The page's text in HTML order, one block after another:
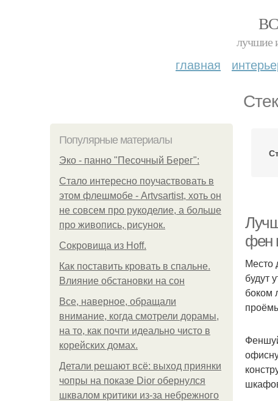
лучшие
главная
Популярные материалы
Эко - панно "Песочный Берег":
Стало интересно поучаствовать в
этом флешмобе - Artvsartist, хоть он
не совсем про рукоделие, а больше
про живопись, рисунок.
Сокровища из Hoff.
Как поставить кровать в спальне.
Влияние обстановки на сон
Все, наверное, обращали
внимание, когда смотрели дорамы,
на то, как почти идеально чисто в
корейских домах.
Детали решают всё: выход приянки
чопры на показе Dior обернулся
шквалом критики из-за небрежного
фен
Место
будут
боком